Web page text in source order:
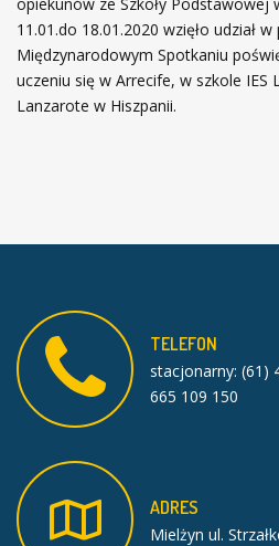
11.01.do 18.01.2020 wzięło udział
Międzynarodowym Spotkaniu
uczeniu się w Arrecife, w szkole IES
Lanzarote w Hiszpanii.
TELEFON
stacjonarny: (61)
665 109 150
ADRES
Mielżyn ul.